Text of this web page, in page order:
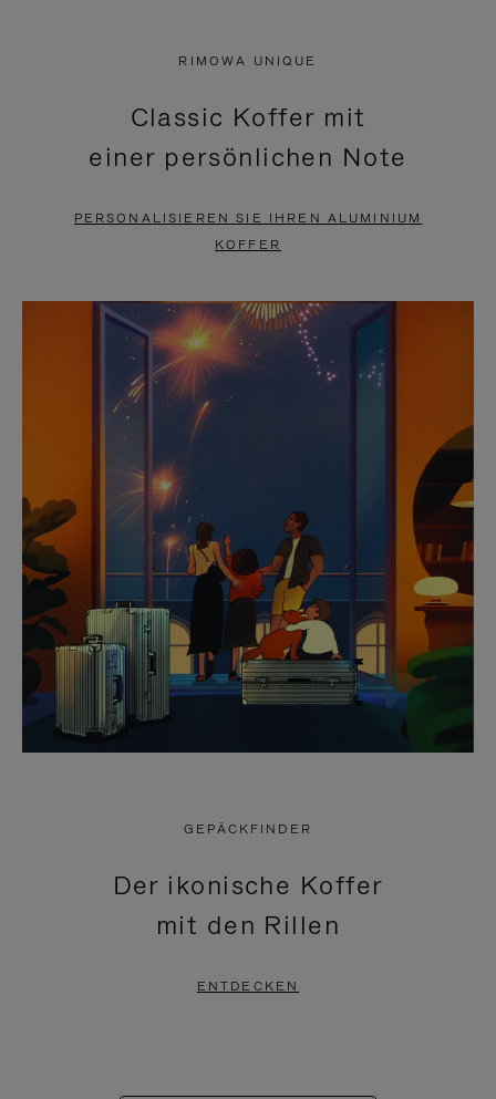
PAUSIERT,
BITTE
DRÜCKEN
ANZUHALTEN
KLICKEN
SIE
ZUM
AUFHEBEN
STUMMSCHALTUNG
RIMOWA UNIQUE
Classic Koffer mit
einer persönlichen Note
PERSONALISIEREN SIE IHREN ALUMINIUM
KOFFER
GEPÄCKFINDER
Der ikonische Koffer
mit den Rillen
ENTDECKEN